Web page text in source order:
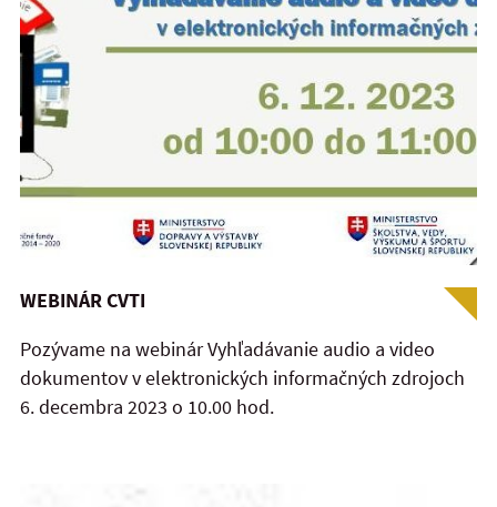
WEBINÁR CVTI
Pozývame na webinár Vyhľadávanie audio a video
dokumentov v elektronických informačných zdrojoch
6. decembra 2023 o 10.00 hod.